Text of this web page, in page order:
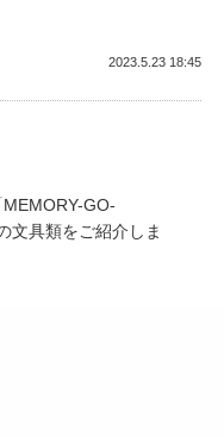
2023.5.23 18:45
GO-
文具類をご紹介しま